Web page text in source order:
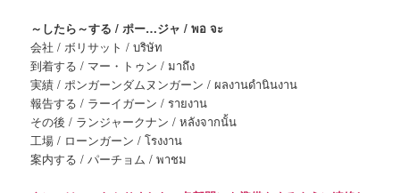
～したら～する / ポー…ジャ / พอ จะ
会社 / ボリサット / บริษัท
到着する / マー・トゥン / มาถึง
実績 / ポンガーンダムヌンガーン / ผลงานดำนินงาน
報告する / ラーイガーン / รายงาน
その後 / ランジャークナン / หลังจากนั้น
工場 / ローンガーン / โรงงาน
案内する / パーチョム / พาชม